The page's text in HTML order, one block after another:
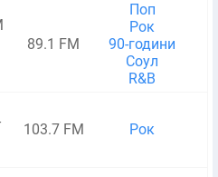
89.1 FM
Поп
Рок
90-години
Соул
R&B
103.7 FM Рок